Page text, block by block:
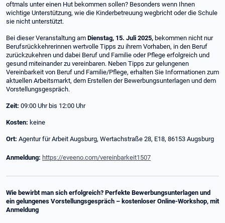
oftmals unter einen Hut bekommen sollen? Besonders wenn Ihnen
wichtige Unterstützung, wie die Kinderbetreuung wegbricht oder die Schule
sie nicht unterstützt.
Bei dieser Veranstaltung am Dienstag, 15. Juli 2025, bekommen nicht nur
Berufsrückkehrerinnen wertvolle Tipps zu ihrem Vorhaben, in den Beruf
zurückzukehren und dabei Beruf und Familie oder Pflege erfolgreich und
gesund miteinander zu vereinbaren. Neben Tipps zur gelungenen
Vereinbarkeit von Beruf und Familie/Pflege, erhalten Sie Informationen zum
aktuellen Arbeitsmarkt, dem Erstellen der Bewerbungsunterlagen und dem
Vorstellungsgespräch.
Zeit: 09:00 Uhr bis 12:00 Uhr
Kosten: keine
Ort: Agentur für Arbeit Augsburg, Wertachstraße 28, E18, 86153 Augsburg
Anmeldung: https://eveeno.com/vereinbarkeit1507
Wie bewirbt man sich erfolgreich? Perfekte Bewerbungsunterlagen und
ein gelungenes Vorstellungsgespräch – kostenloser Online-Workshop, mit
Anmeldung